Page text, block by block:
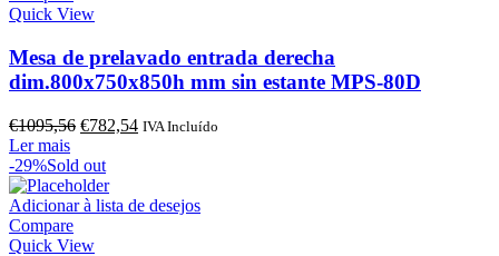
Quick View
Mesa de prelavado entrada derecha
dim.800x750x850h mm sin estante MPS-80D
€1095,56 O
original
era:
€1095,56.
€782,54O
€782,54.
IVA Incluído
Ler mais
-29%Sold out
Adicionar à lista de desejos
Compare
Quick View